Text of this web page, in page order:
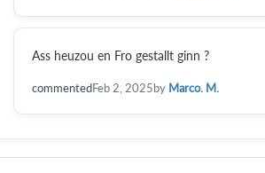
Ass heuzou en Fro gestallt ginn ?
commentedFeb 2, 2025by Marco. M.